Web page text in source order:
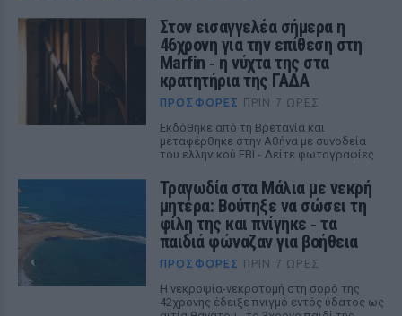
Στον εισαγγελέα σήμερα η
46χρονη για την επίθεση στη
Marfin ‑ η νύχτα της στα
κρατητήρια της ΓΑΔΑ
ΠΡΟΣΦΟΡΈΣ ΠΡΙΝ 7 ΏΡΕΣ
Εκδόθηκε από τη Βρετανία και
μεταφέρθηκε στην Αθήνα με συνοδεία
του ελληνικού FBI - Δείτε φωτογραφίες
Τραγωδία στα Μάλια με νεκρή
μητέρα: Βούτηξε να σώσει τη
φίλη της και πνίγηκε ‑ τα
παιδιά φώναζαν για βοήθεια
ΠΡΟΣΦΟΡΈΣ ΠΡΙΝ 7 ΏΡΕΣ
Η νεκροψία-νεκροτομή στη σορό της
42χρονης έδειξε πνιγμό εντός ύδατος ως